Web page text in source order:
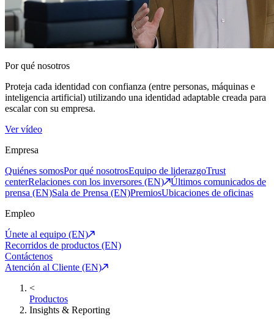
Por qué nosotros
Proteja cada identidad con confianza (entre personas, máquinas e
inteligencia artificial) utilizando una identidad adaptable creada para
escalar con su empresa.
Ver vídeo
Empresa
Quiénes somosPor qué nosotrosEquipo de liderazgoTrust
centerRelaciones con los inversores (EN)
Últimos comunicados de
prensa (EN)Sala de Prensa (EN)PremiosUbicaciones de oficinas
Empleo
Únete al equipo (EN)
Recorridos de productos (EN)
Contáctenos
Atención al Cliente (EN)
<
Productos
Insights & Reporting